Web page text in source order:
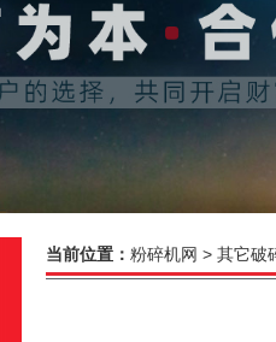
当前位置： 粉碎机网 > 其它破